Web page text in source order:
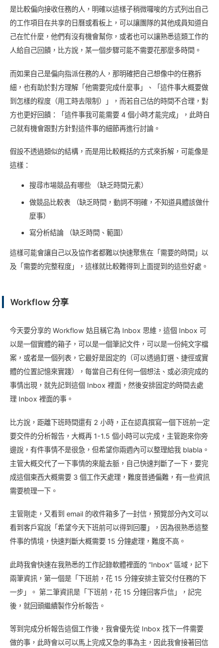
是比較偏向接收任務的人，明確以這樣子稍微囉唆的方式列出自己
的工作項目在共享的日曆或看板上，可以讓團隊的其他成員知道自
己在忙什麼，他們有沒有機會幫你，或者也可以讓熟悉這類工作的
人給自己回饋，比方說，某一個步驟可能不需要花那麼多時間。
而如果自己是偏向指派任務的人，那明確把自己想像中的任務拆
細，也有助於對方理解「他需要完成什麼事」、「這件事大概要做
到怎樣的程度（用工時去限制）」，而若自己估的時間不合理，對
方也更好回饋：「這件事我可能需要 4 個小時才能完成」，此時自
己就有機會跟對方針對這件事的細節再進行討論。
假設不透過類似的結構，而是用比較概括的方式來拆解，可能像是
這樣：
搜尋市場競品有哪些 （缺乏時間元素）
做競品比較表 （缺乏時間，動詞不明確，不知道具體該做什
麼事）
寫分析結論 （缺乏時間、範圍）
這樣可能會讓自己以及協作者都難以快速聚焦在「需要的時間」以
及「需要的完整程度」，這樣就比較難得到上面提到的這些好處。
Workflow 分享
今天要分享的 Workflow 姑且稱它為 Inbox 思維，這個 Inbox 可
以是一個實體的箱子，可以是一個筆記文件，可以是一份純文字檔
案，或者是一個列表，它最好是固定的（可以透過釘選、捷徑或實
體的位置記憶來實踐），每當自己有任何一個想法、或必須完成的
事情出現，就先記到這個 Inbox 裡面，然後安排固定的時間去處
理 Inbox 裡面的事。
比方說，距離下班時間還有 2 小時，正在認真撰寫一個下班前一定
要交件的分析報告，大概再 1-1.5 個小時可以完成，主管跑來你旁
邊說，有件事情不是很急，但希望你兩週內可以整理給我 blabla。
主管大概交代了一下事情的來龍去脈，自己快速判斷了一下，要完
成這個東西大概需要 3 個工作天處理，難度普通偏難，有一些資訊
需要梳理一下。
主管剛走，又看到 email 的收件箱多了一封信，預覽部分內文可以
看到客戶寫說「希望今天下班前可以得到回覆」，因為很熟悉這整
件事的情境，快速判斷大概需要 15 分鐘處理，難度不高。
此時我會快速在我熟悉的工作記錄軟體裡面的 “Inbox” 區域，記下
兩筆資訊，第一個是「下班前，花 15 分鐘安排主管交付任務的下
一步」。 第二筆資訊是「下班前，花 15 分鐘回客戶信」，記完
後，就回頭繼續製作分析報告。
等到完成分析報告這個工作後，我會優先從 Inbox 找下一件需要
做的事，此時會以可以馬上完成又急的事為主，因此我會接著回信